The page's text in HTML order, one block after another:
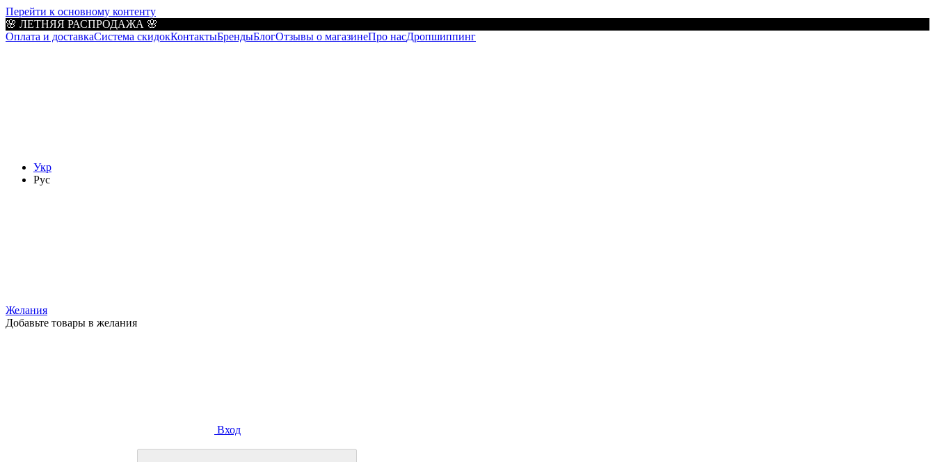
Перейти к основному контенту
🌸 ЛЕТНЯЯ РАСПРОДАЖА 🌸
Оплата и доставкаСистема скидокКонтактыБрендыБлогОтзывы о магазинеПро насДропшиппинг
Укр
Рус
Желания
Добавьте товары в желания
Вход